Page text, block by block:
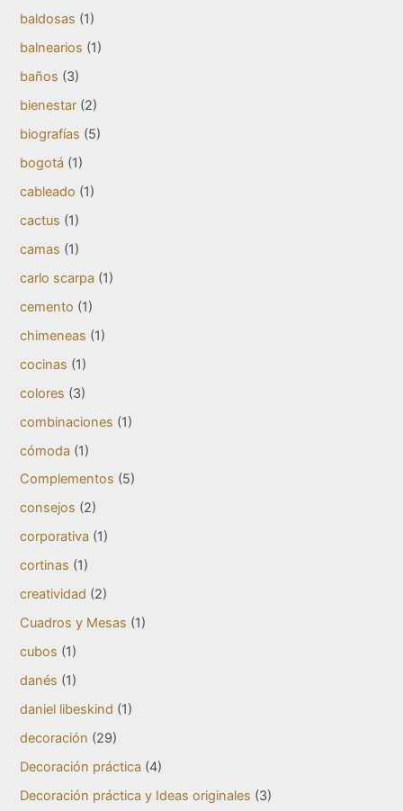
baldosas (1)
balnearios (1)
baños (3)
bienestar (2)
biografías (5)
bogotá (1)
cableado (1)
cactus (1)
camas (1)
carlo scarpa (1)
cemento (1)
chimeneas (1)
cocinas (1)
colores (3)
combinaciones (1)
cómoda (1)
Complementos (5)
consejos (2)
corporativa (1)
cortinas (1)
creatividad (2)
Cuadros y Mesas (1)
cubos (1)
danés (1)
daniel libeskind (1)
decoración (29)
Decoración práctica (4)
Decoración práctica y Ideas originales (3)